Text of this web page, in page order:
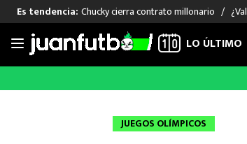
Saltar
Es tendencia: Chucky cierra contrato millonario
LIGA MX
FUT
Las Noticias
Selección Mexicana
LO ÚLTIMO
JUEGOS OLÍMPICOS